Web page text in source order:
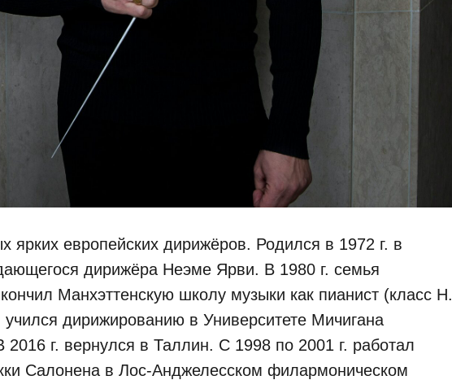
ярких европейских дирижёров. Родился в 1972 г. в
дирижёра Неэме Ярви. В 1980 г. семья
Манхэттенскую школу музыки как пианист (класс Н.
дирижированию в Университете Мичигана
2016 г. вернулся в Таллин. С 1998 по 2001 г. работал
Салонена в Лос-Анджелесском филармоническом